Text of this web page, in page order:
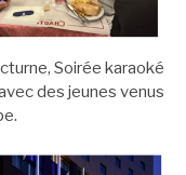
Soirée karaoké
des jeunes venus